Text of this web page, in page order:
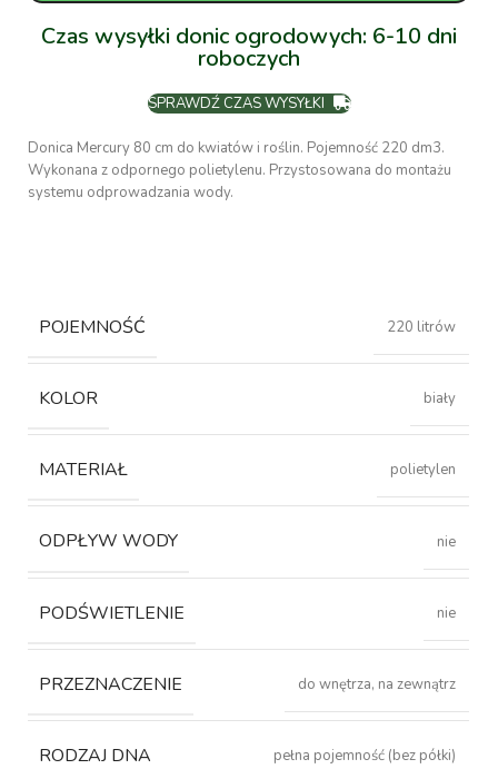
Czas wysyłki donic ogrodowych: 6-10 dni
roboczych
SPRAWDŹ CZAS WYSYŁKI
Donica Mercury 80 cm do kwiatów i roślin. Pojemność 220 dm3.
Wykonana z odpornego polietylenu. Przystosowana do montażu
systemu odprowadzania wody.
POJEMNOŚĆ 220 litrów
KOLOR biały
MATERIAŁ polietylen
ODPŁYW WODY nie
PODŚWIETLENIE nie
PRZEZNACZENIE do wnętrza, na zewnątrz
RODZAJ DNA pełna pojemność (bez półki)